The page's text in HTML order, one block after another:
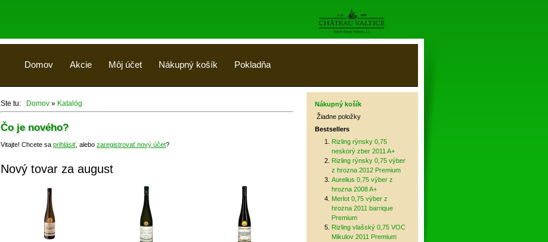
Domov Akcie Môj účet Nákupný košík Pokladňa
Ste tu: Domov » Katalóg
Čo je nového?
Vitajte! Chcete sa prihlásiť, alebo zaregistrovať nový účet?
Nový tovar za august
Nákupný košík
Žiadne položky
Bestsellers
Rizling rýnsky 0,75
neskorý zber 2011 A+
Rizling rýnsky 0,75 výber
z hrozna 2012 Premium
Aurelius 0,75 výber z
hrozna 2008 A+
Merlot 0,75 výber z
hrozna 2011 barrique
Premium
Rizling vlašský 0,75 VOC
Mikulov 2011 Premium